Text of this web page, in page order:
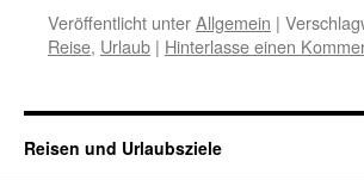
Veröffentlicht unterAllgemein |
Reise, Urlaub | Hinterlasse einen
Reisen und Urlaubsziele